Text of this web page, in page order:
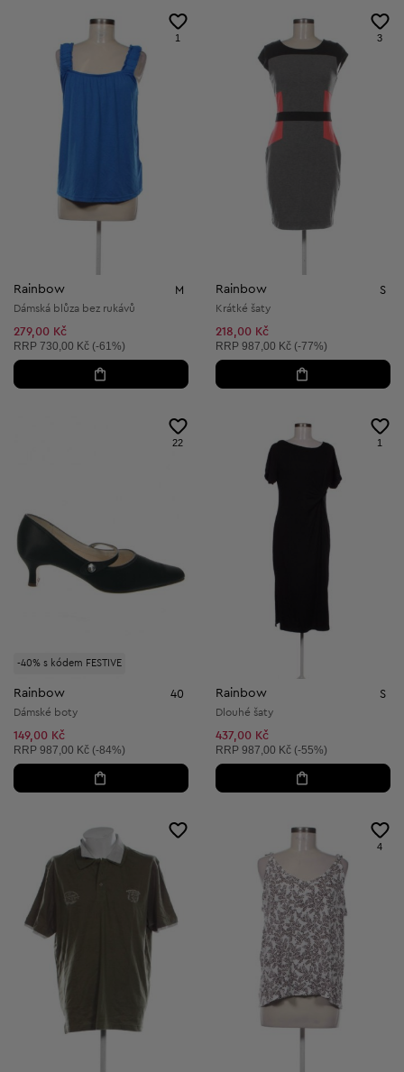
1
Rainbow M
Dámská blůza bez rukávů
279,00 Kč
Doporučená cena:
RRP 730,00 Kč (-61%)
3
Rainbow S
Krátké šaty
218,00 Kč
Doporučená cena:
RRP 987,00 Kč (-77%)
-40% s kódem FESTIVE
22
Rainbow 40
Dámské boty
149,00 Kč
Doporučená cena:
RRP 987,00 Kč (-84%)
1
Rainbow S
Dlouhé šaty
437,00 Kč
Doporučená cena:
RRP 987,00 Kč (-55%)
4